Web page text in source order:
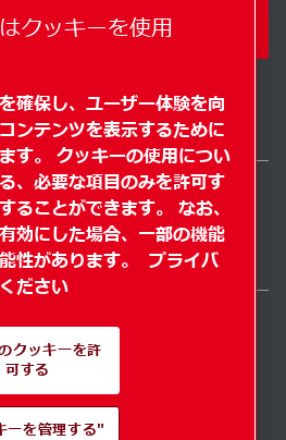
タクトフォーム
を管理する"© 2026 著作権
Japan / JA
products.
クッキーを使用
確保し、ユーザー体験を向
ンテンツを表示するために
す。 クッキーの使用につい
、必要な項目のみを許可す
ることができます。 なお、
効にした場合、一部の機能
性があります。
プライバ
ださい
クッキーを許
可する
ーを管理する"